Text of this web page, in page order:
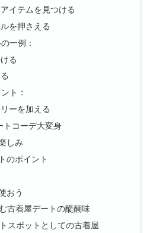
イテムを見つける
を押さえる
一例：
る
ト：
ーを加える
トコーデ大変身
しみ
のポイント
おう
古着屋デートの醍醐味
スポットとしての古着屋